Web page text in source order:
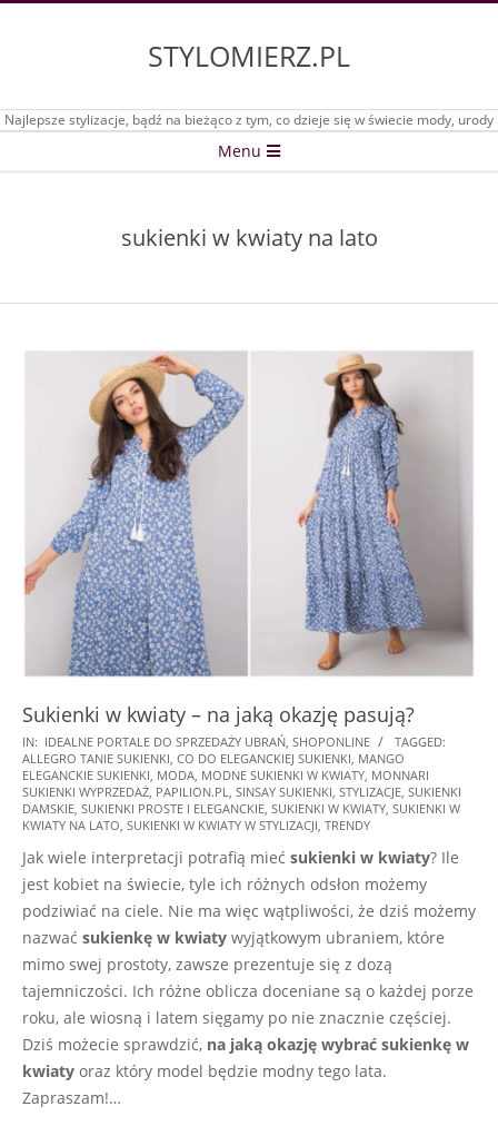
STYLOMIERZ.PL
Najlepsze stylizacje, bądź na bieżąco z tym, co dzieje się w świecie mody, urody
Menu
sukienki w kwiaty na lato
Sukienki w kwiaty – na jaką okazję pasują?
2025-
04-
01
IN: IDEALNE PORTALE DO SPRZEDAŻY UBRAŃ SHOPONLINE
TAGGED:
ALLEGRO TANIE SUKIENKI CO DO ELEGANCKIEJ SUKIENKI MANGO
ELEGANCKIE SUKIENKI MODA MODNE SUKIENKI W KWIATY MONNARI
SUKIENKI WYPRZEDAŻ PAPILION.PL SINSAY SUKIENKI STYLIZACJE SUKIENKI
DAMSKIE SUKIENKI PROSTE I ELEGANCKIE SUKIENKI W KWIATY SUKIENKI W
KWIATY NA LATO SUKIENKI W KWIATY W STYLIZACJI TRENDY
Jak wiele interpretacji potrafią mieć sukienki w kwiaty? Ile
jest kobiet na świecie, tyle ich różnych odsłon możemy
podziwiać na ciele. Nie ma więc wątpliwości, że dziś możemy
nazwać sukienkę w kwiaty wyjątkowym ubraniem, które
mimo swej prostoty, zawsze prezentuje się z dozą
tajemniczości. Ich różne oblicza doceniane są o każdej porze
roku, ale wiosną i latem sięgamy po nie znacznie częściej.
Dziś możecie sprawdzić, na jaką okazję wybrać sukienkę w
kwiaty oraz który model będzie modny tego lata.
Zapraszam!…